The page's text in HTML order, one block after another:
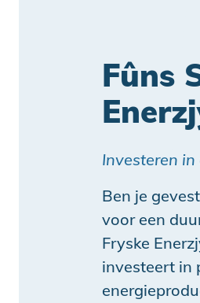
Fûns
Investeren
Ben je
voor een
Fryske
investeert in